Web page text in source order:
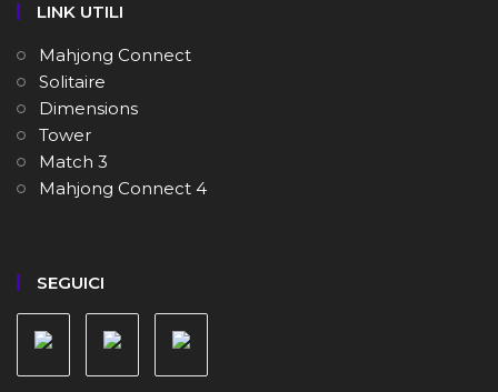
LINK UTILI
Mahjong Connect
Solitaire
Dimensions
Tower
Match 3
Mahjong Connect 4
SEGUICI